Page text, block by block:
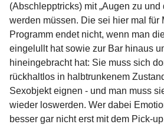
(Abschlepptricks) mit „Augen zu und
werden müssen. Die sei hier mal für
Programm endet nicht, wenn man
eingelullt hat sowie zur Bar hinaus
hineingebracht hat: Sie muss sich
rückhaltlos in halbtrunkenem
Sexobjekt eignen - und man muss
wieder loswerden. Wer dabei
besser gar nicht erst mit dem Pick-